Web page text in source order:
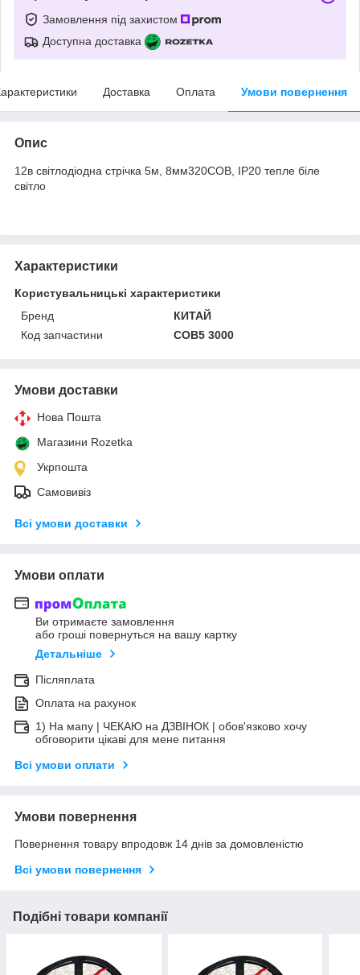
Замовлення під захистом
Доступна доставка
Доставка Оплата Умови повернення
Опис
12в світлодіодна стрічка 5м, 8мм320COB, IP20 тепле біле
світло
Характеристики
Користувальницькі характеристики
Бренд
КИТАЙ
Код запчастини
COB5 3000
Умови доставки
Нова Пошта
Магазини Rozetka
Укрпошта
Самовивіз
Всі умови доставки
Умови оплати
Ви отримаєте замовлення
або гроші повернуться на вашу картку
Детальніше
Післяплата
Оплата на рахунок
1) На мапу | ЧЕКАЮ на ДЗВІНОК | обов'язково хочу
обговорити цікаві для мене питання
Всі умови оплати
Умови повернення
Повернення товару впродовж 14 днів за домовленістю
Всі умови повернення
Подібні товари компанії